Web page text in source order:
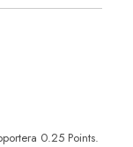
0.25 Points.